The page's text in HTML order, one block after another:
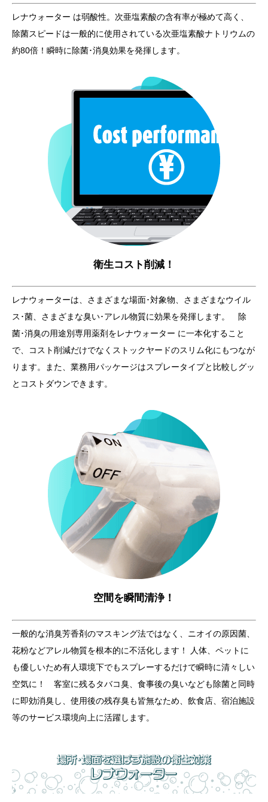
レナウォーター は弱酸性。次亜塩素酸の含有率が極めて高く、
除菌スピードは一般的に使用されている次亜塩素酸ナトリウムの
約80倍！瞬時に除菌･消臭効果を発揮します。
衛生コスト削減！
レナウォーターは、さまざまな場面･対象物、さまざまなウイル
ス･菌、さまざまな臭い･アレル物質に効果を発揮します。 除
菌･消臭の用途別専用薬剤をレナウォーター に一本化すること
で、コスト削減だけでなくストックヤードのスリム化にもつなが
ります。また、業務用パッケージはスプレータイプと比較しグッ
とコストダウンできます。
空間を瞬間清浄！
一般的な消臭芳香剤のマスキング法ではなく、ニオイの原因菌、
花粉などアレル物質を根本的に不活化します！ 人体、ペットに
も優しいため有人環境下でもスプレーするだけで瞬時に清々しい
空気に！ 客室に残るタバコ臭、食事後の臭いなども除菌と同時
に即効消臭し、使用後の残存臭も皆無なため、飲食店、宿泊施設
等のサービス環境向上に活躍します。